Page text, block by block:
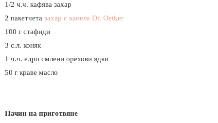
1/2 ч.ч. кафява захар
2 пакетчета захар с канела Dr. Oetker
100 г стафиди
3 с.л. коняк
1 ч.ч. едро смлени орехови ядки
50 г краве масло
Начин на приготвяне